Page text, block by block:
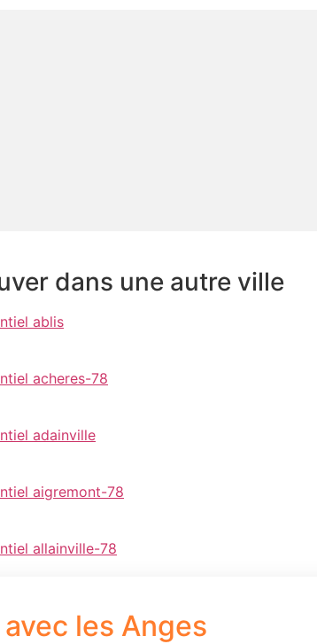
dans une autre ville
ablis
acheres-78
adainville
aigremont-78
allainville-78
les Anges